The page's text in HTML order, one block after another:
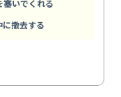
塞いでくれる
撤去する